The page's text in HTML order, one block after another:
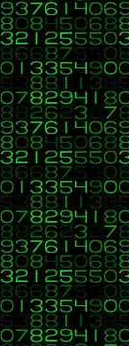
PHP, CSS, Javascript,
e
https://
CSS, Javascript,
mucho
las normas
CSS, Javascript,
el hilo de normas y